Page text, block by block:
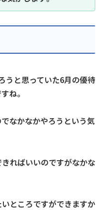
うと思っていた6月の優待
ね。
なかなかやろうという気
ればいいのですがなかな
ところですができますか